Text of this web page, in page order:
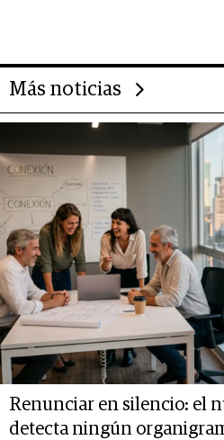
Más noticias
Renunciar en silencio: el
detecta ningún